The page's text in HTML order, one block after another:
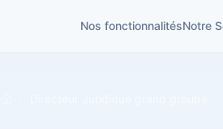
Nos fonctionnalitésNotre